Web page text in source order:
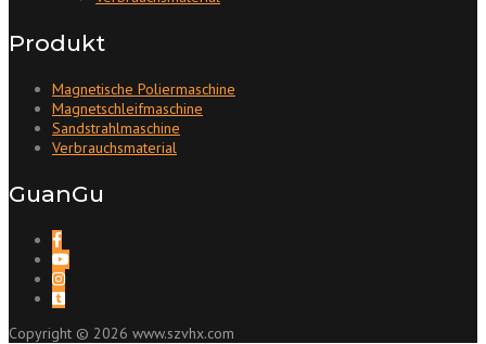
Produkt
Magnetische Poliermaschine
Magnetschleifmaschine
Sandstrahlmaschine
Verbrauchsmaterial
GuanGu
Copyright © 2026 www.szvhx.com